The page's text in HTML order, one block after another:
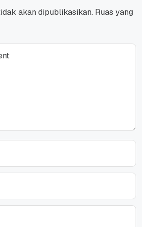
akan dipublikasikan. Ruas yang